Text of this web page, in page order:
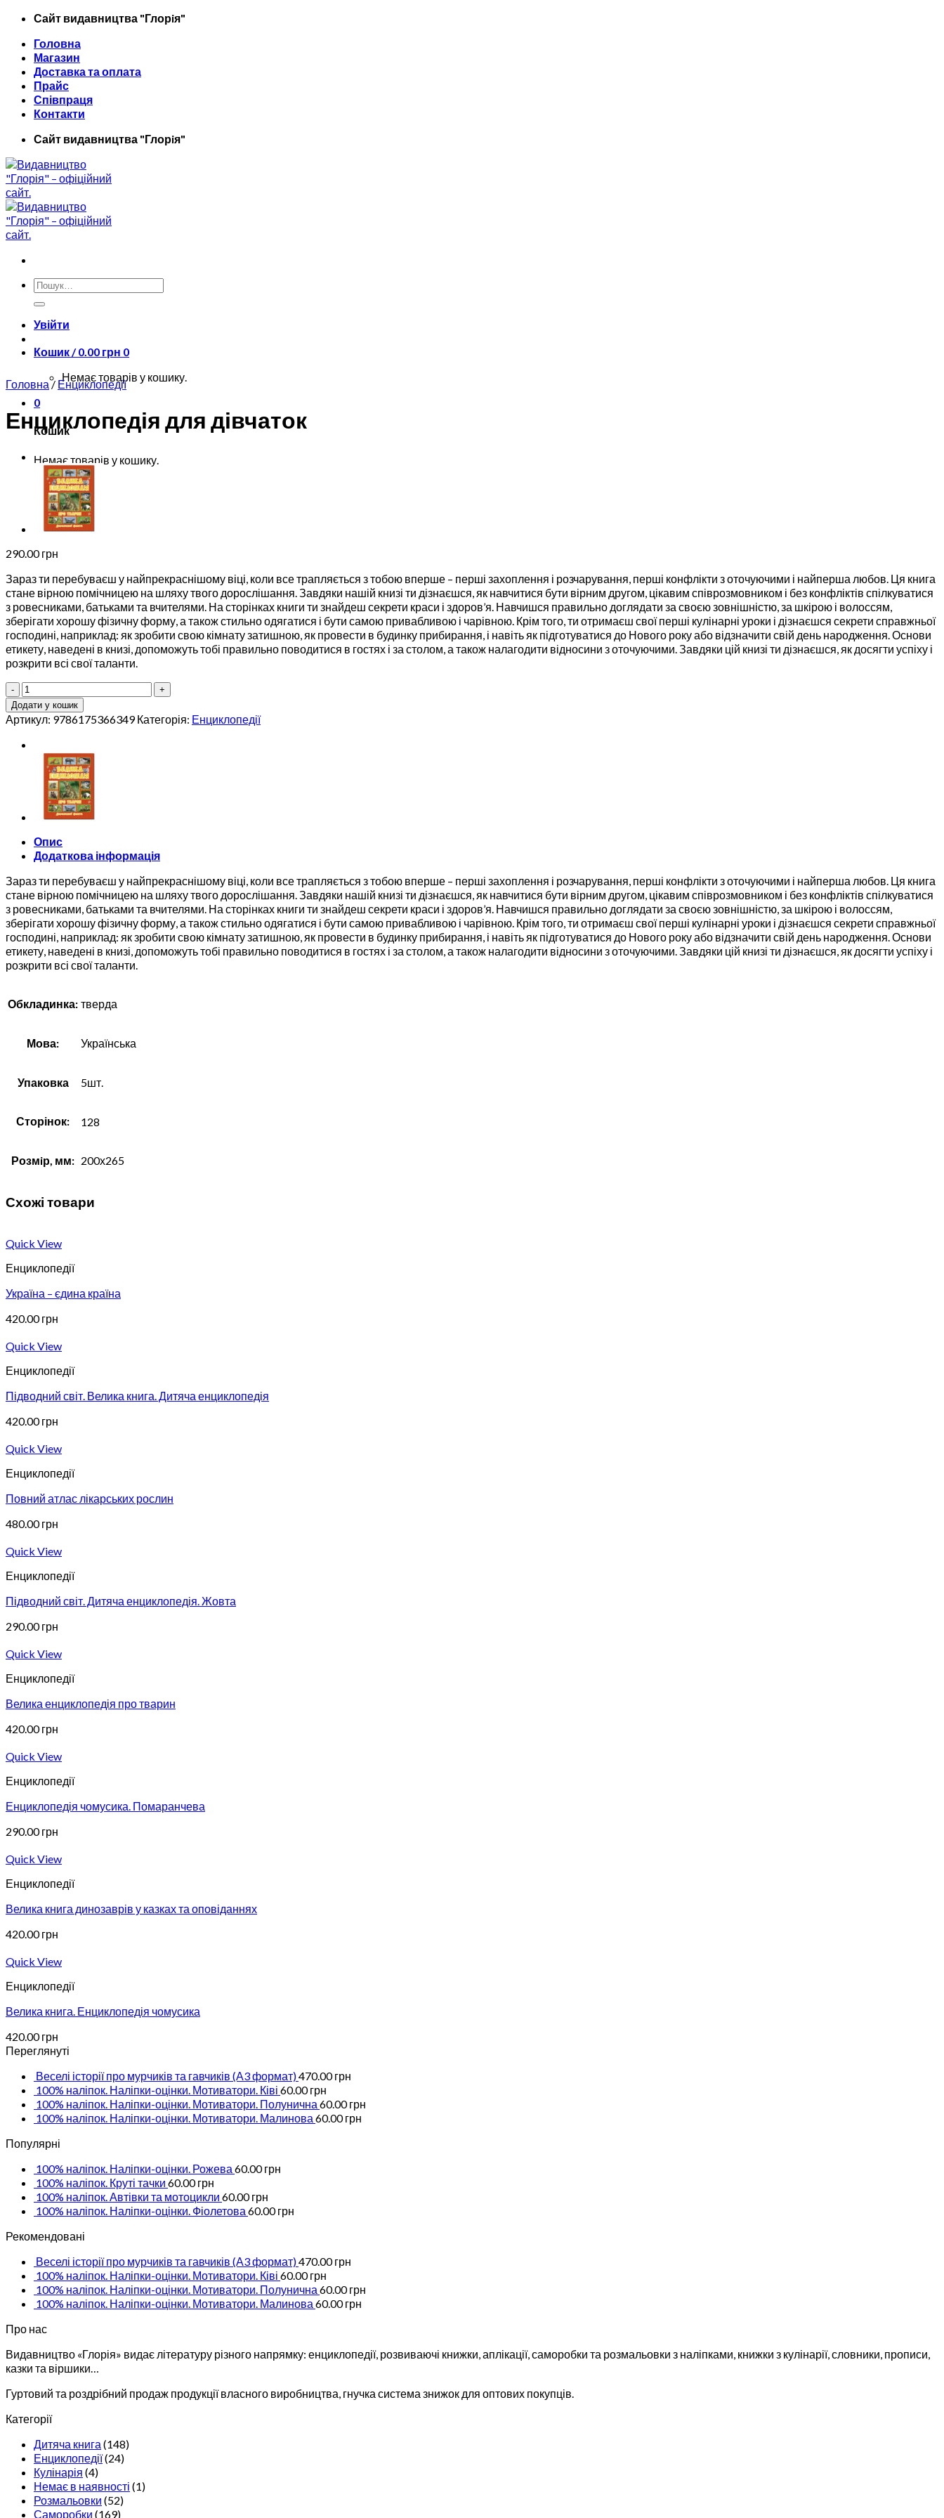
Skip
content
Сайт видавництва "Глорiя"
Головна
Магазин
Доставка та оплата
Прайс
Співпраця
Контакти
Сайт видавництва "Глорiя"
Шукати:
Увійти
Кошик /0.00 грн 0
Немає товарів у кошику.
0
Кошик
Немає товарів у кошику.
Головна / Енциклопедії
Енциклопедія для дівчаток
290.00грн
Зараз ти перебуваєш у найпрекраснішому віці, коли все трапляється з тобою вперше – перші захоплення і розчарування, перші конфлікти з оточуючими і найперша любов. Ця книга
стане вірною помічницею на шляху твого дорослішання. Завдяки нашій книзі ти дізнаєшся, як навчитися бути вірним другом, цікавим співрозмовником і без конфліктів спілкуватися
з ровесниками, батьками та вчителями. На сторінках книги ти знайдеш секрети краси і здоров’я. Навчишся правильно доглядати за своєю зовнішністю, за шкірою і волоссям,
зберігати хорошу фізичну форму, а також стильно одягатися і бути самою привабливою і чарівною. Крім того, ти отримаєш свої перші кулінарні уроки і дізнаєшся секрети справжньої
господині, наприклад: як зробити свою кімнату затишною, як провести в будинку прибирання, і навіть як підготуватися до Нового року або відзначити свій день народження. Основи
етикету, наведені в книзі, допоможуть тобі правильно поводитися в гостях і за столом, а також налагодити відносини з оточуючими. Завдяки цій книзі ти дізнаєшся, як досягти успіху і
розкрити всі свої таланти.
Енциклопедія
для
дівчаток
кількість
Додати у кошик
Артикул: 9786175366349 Категорія: Енциклопедії
Опис
Додаткова інформація
Зараз ти перебуваєш у найпрекраснішому віці, коли все трапляється з тобою вперше – перші захоплення і розчарування, перші конфлікти з оточуючими і найперша любов. Ця книга
стане вірною помічницею на шляху твого дорослішання. Завдяки нашій книзі ти дізнаєшся, як навчитися бути вірним другом, цікавим співрозмовником і без конфліктів спілкуватися
з ровесниками, батьками та вчителями. На сторінках книги ти знайдеш секрети краси і здоров’я. Навчишся правильно доглядати за своєю зовнішністю, за шкірою і волоссям,
зберігати хорошу фізичну форму, а також стильно одягатися і бути самою привабливою і чарівною. Крім того, ти отримаєш свої перші кулінарні уроки і дізнаєшся секрети справжньої
господині, наприклад: як зробити свою кімнату затишною, як провести в будинку прибирання, і навіть як підготуватися до Нового року або відзначити свій день народження. Основи
етикету, наведені в книзі, допоможуть тобі правильно поводитися в гостях і за столом, а також налагодити відносини з оточуючими. Завдяки цій книзі ти дізнаєшся, як досягти успіху і
розкрити всі свої таланти.
Обкладинка: тверда
Мова: Українська
Упаковка 5шт.
Сторінок: 128
Розмiр, мм: 200х265
Схожі товари
Quick View
Енциклопедії
Україна – єдина країна
420.00грн
Quick View
Енциклопедії
Підводний світ. Велика книга. Дитяча енциклопедія
420.00грн
Quick View
Енциклопедії
Повний атлас лікарських рослин
480.00грн
Quick View
Енциклопедії
Підводний світ. Дитяча енциклопедія. Жовта
290.00грн
Quick View
Енциклопедії
Велика енциклопедія про тварин
420.00грн
Quick View
Енциклопедії
Енциклопедія чомусика. Помаранчева
290.00грн
Quick View
Енциклопедії
Велика книга динозаврів у казках та оповіданнях
420.00грн
Quick View
Енциклопедії
Велика книга. Енциклопедія чомусика
420.00грн
Переглянуті
Веселі історії про мурчиків та гавчиків (А3 формат)470.00грн
100% наліпок. Наліпки-оцінки. Мотиватори. Ківі 60.00грн
100% наліпок. Наліпки-оцінки. Мотиватори. Полунична 60.00грн
100% наліпок. Наліпки-оцінки. Мотиватори. Малинова 60.00грн
Популярні
100% наліпок. Наліпки-оцінки. Рожева 60.00грн
100% наліпок. Круті тачки 60.00грн
100% наліпок. Автівки та мотоцикли 60.00грн
100% наліпок. Наліпки-оцінки. Фіолетова 60.00грн
Рекомендовані
Веселі історії про мурчиків та гавчиків (А3 формат)470.00грн
100% наліпок. Наліпки-оцінки. Мотиватори. Ківі 60.00грн
100% наліпок. Наліпки-оцінки. Мотиватори. Полунична 60.00грн
100% наліпок. Наліпки-оцінки. Мотиватори. Малинова 60.00грн
Про нас
Видавництво «Глорія» видає літературу різного напрямку: енциклопедії, розвиваючі книжки, аплікації, саморобки та розмальовки з наліпками, книжки з кулінарії, словники, прописи,
казки та віршики…
Гуртовий та роздрібний продаж продукції власного виробництва, гнучка система знижок для оптових покупців.
Категорії
Дитяча книга (148)
Енциклопедії(24)
Кулінарія (4)
Немає в наявності (1)
Розмальовки (52)
Саморобки (169)